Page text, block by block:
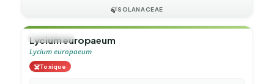
🍃SOLANACEAE
🌲ARBUSTE
Lycium europaeum
Lycium europaeum
☠️Toxique